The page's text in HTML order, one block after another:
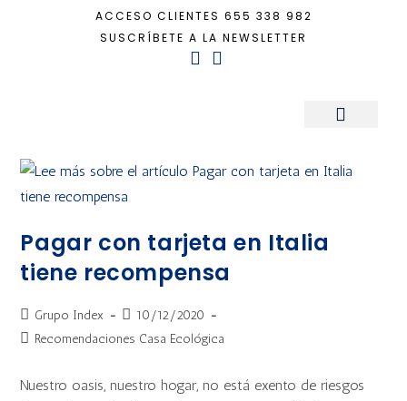
ACCESO CLIENTES 655 338 982
SUSCRÍBETE A LA NEWSLETTER
Pagar con tarjeta en Italia
tiene recompensa
Grupo Index
10/12/2020
Recomendaciones Casa Ecológica
Nuestro oasis, nuestro hogar, no está exento de riesgos